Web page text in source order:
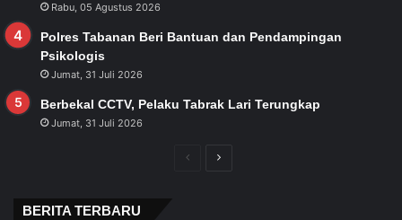
Rabu, 05 Agustus 2026
Polres Tabanan Beri Bantuan dan Pendampingan
Psikologis
Jumat, 31 Juli 2026
Berbekal CCTV, Pelaku Tabrak Lari Terungkap
Jumat, 31 Juli 2026
PreviousNext
BERITA TERBARU